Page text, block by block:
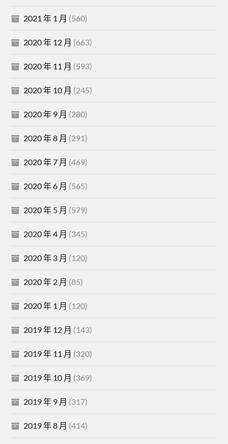
2021 年 1 月 (560)
2020 年 12 月 (663)
2020 年 11 月 (593)
2020 年 10 月 (245)
2020 年 9 月 (280)
2020 年 8 月 (291)
2020 年 7 月 (469)
2020 年 6 月 (565)
2020 年 5 月 (579)
2020 年 4 月 (345)
2020 年 3 月 (120)
2020 年 2 月 (85)
2020 年 1 月 (120)
2019 年 12 月 (143)
2019 年 11 月 (320)
2019 年 10 月 (369)
2019 年 9 月 (317)
2019 年 8 月 (414)